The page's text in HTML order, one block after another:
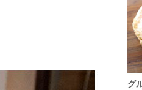
グ